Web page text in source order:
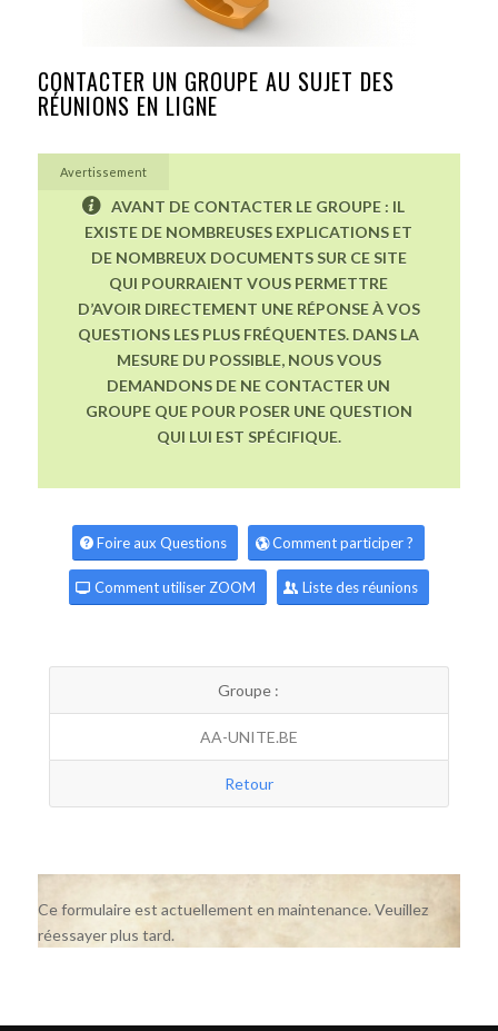
CONTACTER UN GROUPE AU SUJET DES
RÉUNIONS EN LIGNE
Avertissement
AVANT DE CONTACTER LE GROUPE : IL
EXISTE DE NOMBREUSES EXPLICATIONS ET
DE NOMBREUX DOCUMENTS SUR CE SITE
QUI POURRAIENT VOUS PERMETTRE
D’AVOIR DIRECTEMENT UNE RÉPONSE À VOS
QUESTIONS LES PLUS FRÉQUENTES. DANS LA
MESURE DU POSSIBLE, NOUS VOUS
DEMANDONS DE NE CONTACTER UN
GROUPE QUE POUR POSER UNE QUESTION
QUI LUI EST SPÉCIFIQUE.
Foire aux Questions Comment participer ?
Comment utiliser ZOOM Liste des réunions
Groupe :
AA-UNITE.BE
Retour
Ce formulaire est actuellement en maintenance. Veuillez
réessayer plus tard.